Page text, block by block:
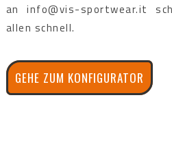
an info@vis-sportwear.it
allen schnell.
GEHE ZUM KONFIGURATOR